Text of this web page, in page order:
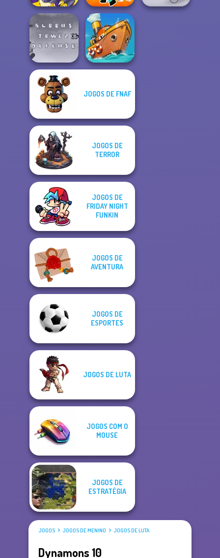
Dynamons 9
Noob vs Pro
Challenge
Bloons Tower
Defense
JOGOS DE FNAF
JOGOS DE
TERROR
JOGOS DE
FRIDAY NIGHT
FUNKIN
JOGOS DE
AVENTURA
JOGOS DE
ESPORTES
JOGOS DE LUTA
JOGOS COM O
MOUSE
JOGOS DE
ESTRATÉGIA
JOGOS JOGOS DE MENINO JOGOS DE LUTA
Dynamons 10